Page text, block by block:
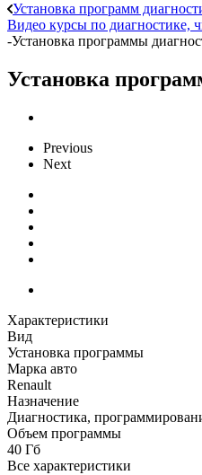
Установка программ
Видео курсы по диагностике,
-Установка программы
Установка
Previous
Next
Характеристики
Вид
Установка программы
Марка авто
Renault
Назначение
Диагностика,
Объем программы
40 Гб
Все характеристики